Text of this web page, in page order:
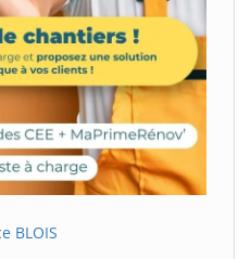
BLOIS